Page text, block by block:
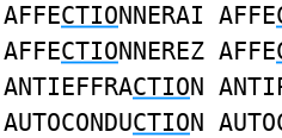
AFFECTIONNERAI AFFE
AFFECTIONNEREZ AFFE
ANTIEFFRACTION
AUTOCONDUCTION